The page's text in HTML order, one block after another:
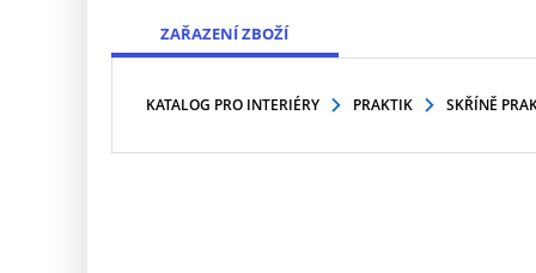
ZAŘAZENÍ ZBOŽÍ
KATALOG PRO INTERIÉRY PRAKTIK SKŘÍNĚ